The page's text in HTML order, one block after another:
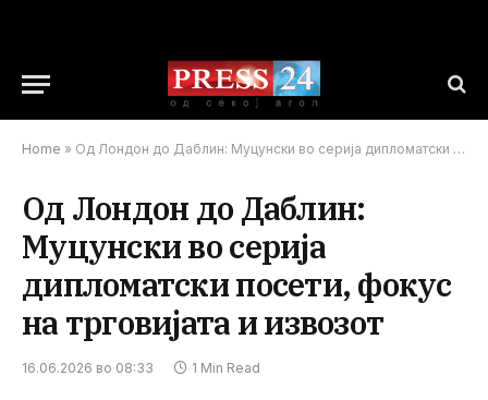
Home » Од Лондон до Даблин: Муцунски во серија дипломатски посети, фокус на трговијата и извозот
Од Лондон до Даблин:
Муцунски во серија
дипломатски посети, фокус
на трговијата и извозот
16.06.2026 во 08:33 1 Min Read